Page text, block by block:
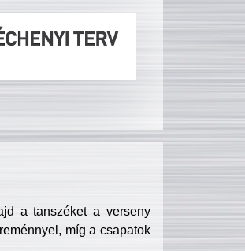
a tanszéket a verseny
míg a csapatok